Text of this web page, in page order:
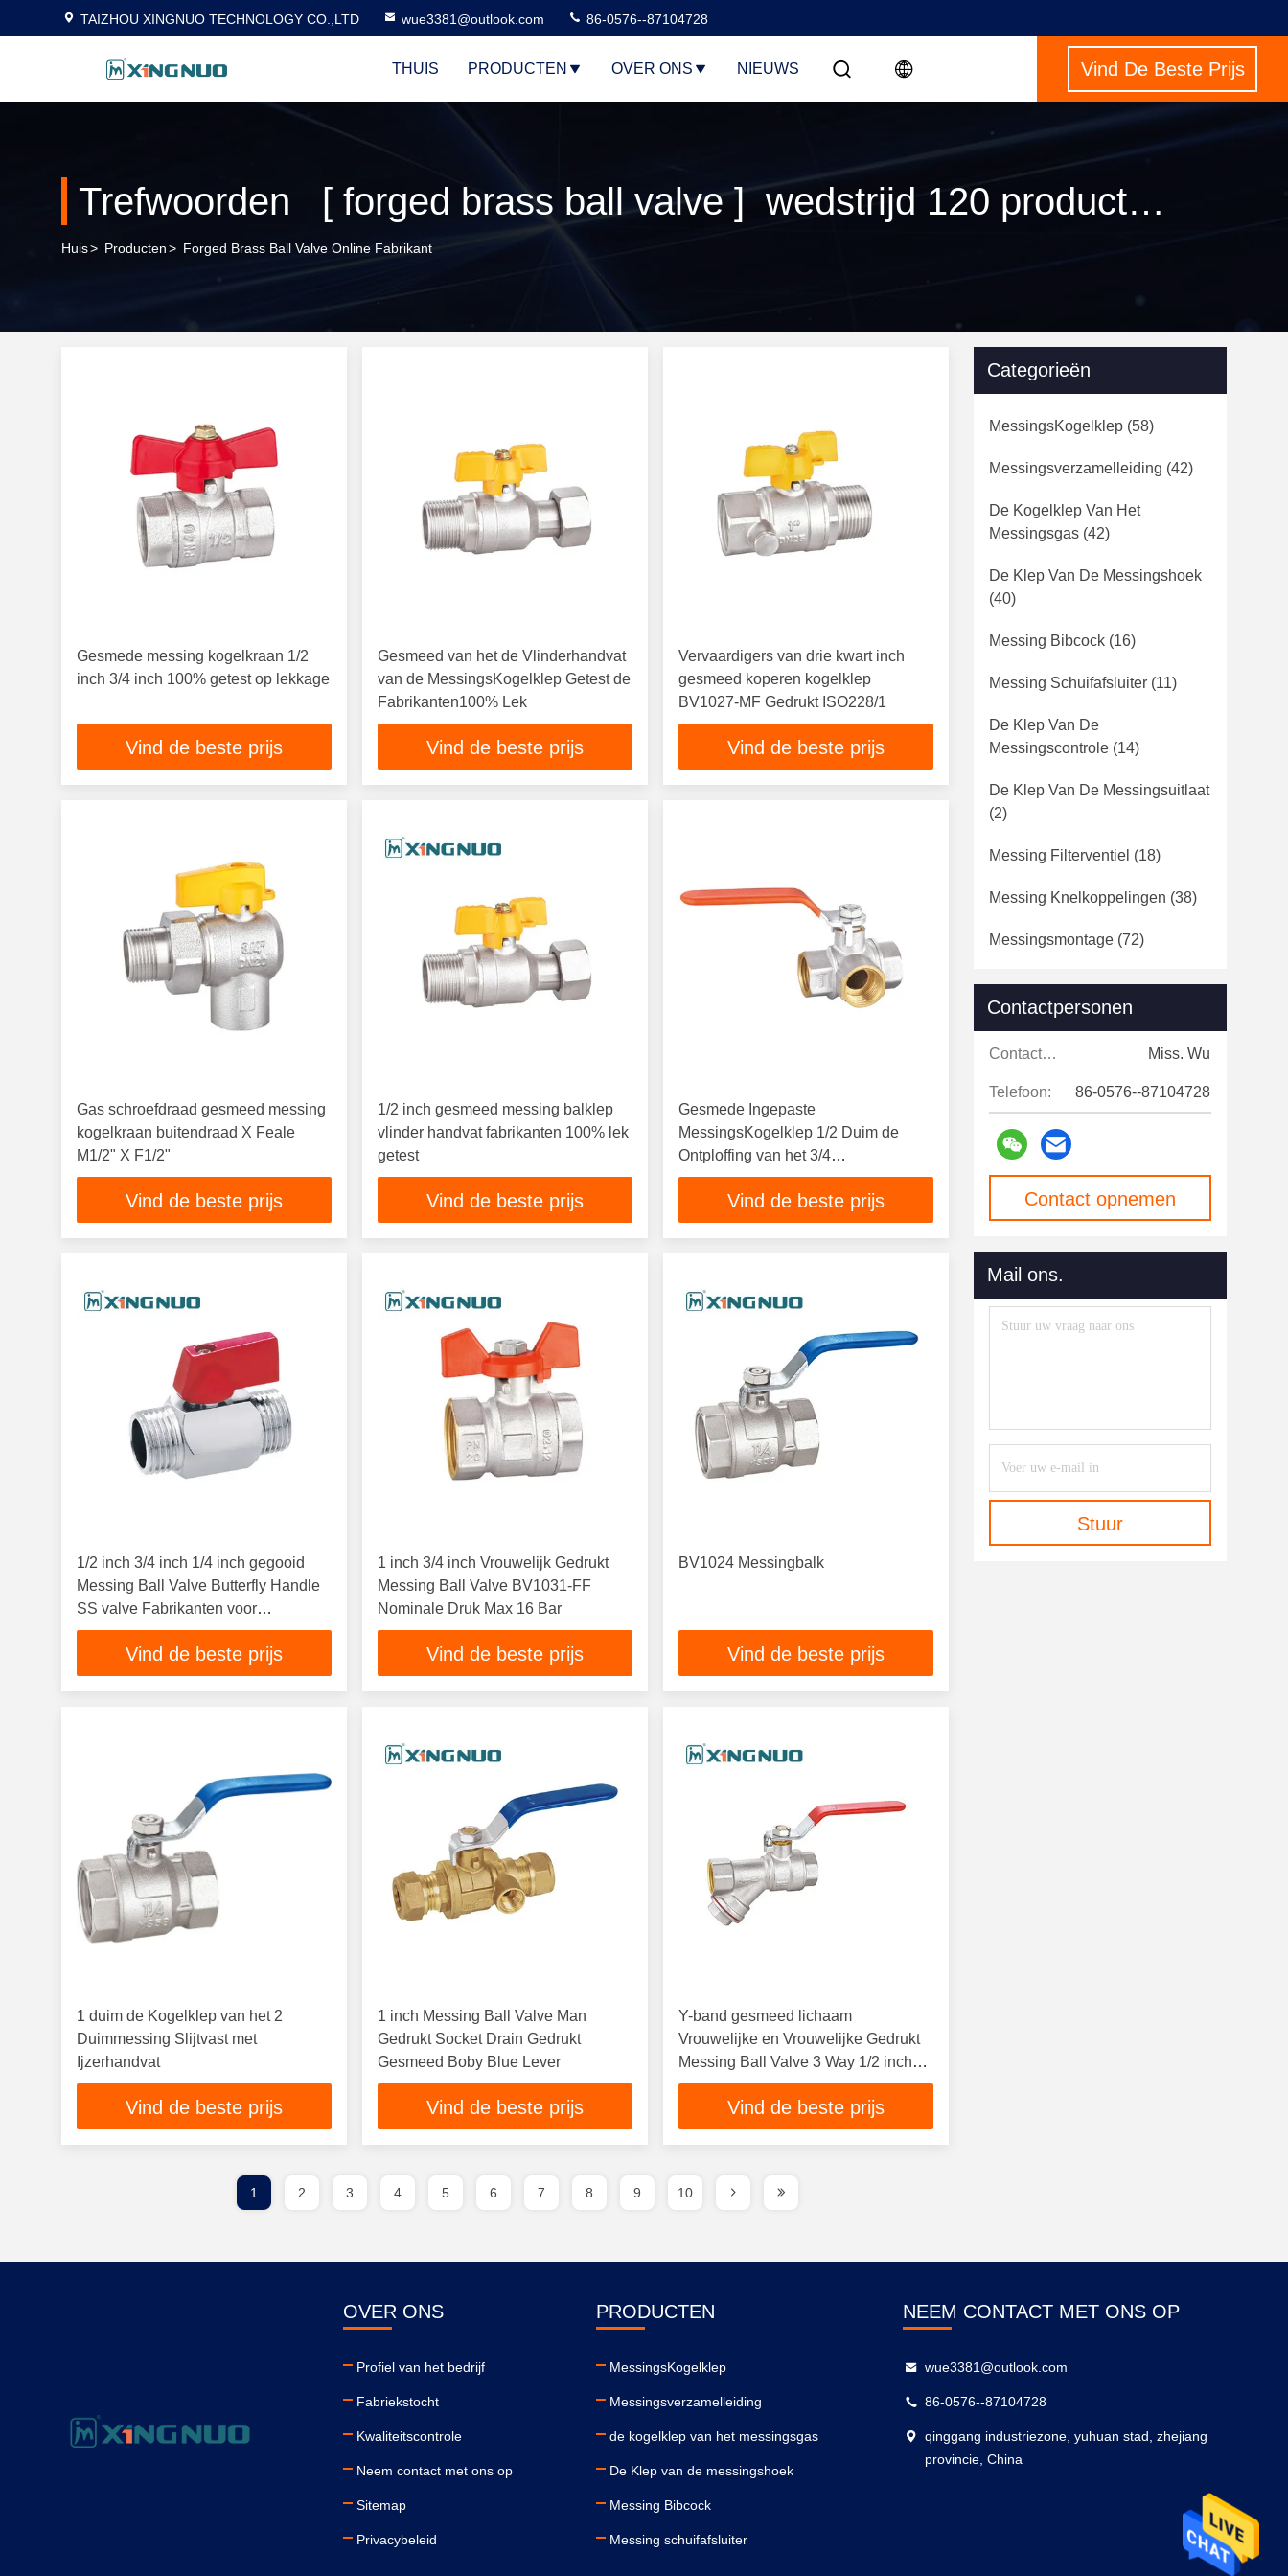
TAIZHOU XINGNUO TECHNOLOGY CO.,LTD wue3381@outlook.com 86-0576--87104728
THUIS PRODUCTEN OVER ONS NIEUWS Vind De Beste Prijs
Trefwoorden [ forged brass ball valve ] wedstrijd 120 producten
Huis> Producten> Forged Brass Ball Valve Online Fabrikant
Gesmede messing kogelkraan 1/2
inch 3/4 inch 100% getest op lekkage
Vind de beste prijs
Gesmeed van het de Vlinderhandvat
van de MessingsKogelklep Getest de
Fabrikanten100% Lek
Vind de beste prijs
Vervaardigers van drie kwart inch
gesmeed koperen kogelklep
BV1027-MF Gedrukt ISO228/1
Vind de beste prijs
Gas schroefdraad gesmeed messing
kogelkraan buitendraad X Feale
M1/2" X F1/2"
Vind de beste prijs
1/2 inch gesmeed messing balklep
vlinder handvat fabrikanten 100% lek
getest
Vind de beste prijs
Gesmede Ingepaste
MessingsKogelklep 1/2 Duim de
Ontploffing van het 3/4
Duimzand/Vernikkeld
Vind de beste prijs
1/2 inch 3/4 inch 1/4 inch gegooid
Messing Ball Valve Butterfly Handle
SS valve Fabrikanten voor
watergaspijp fitting
Vind de beste prijs
1 inch 3/4 inch Vrouwelijk Gedrukt
Messing Ball Valve BV1031-FF
Nominale Druk Max 16 Bar
Vind de beste prijs
BV1024 Messingbalk
Vind de beste prijs
1 duim de Kogelklep van het 2
Duimmessing Slijtvast met
Ijzerhandvat
Vind de beste prijs
1 inch Messing Ball Valve Man
Gedrukt Socket Drain Gedrukt
Gesmeed Boby Blue Lever
Vind de beste prijs
Y-band gesmeed lichaam
Vrouwelijke en Vrouwelijke Gedrukt
Messing Ball Valve 3 Way 1/2 inch
3/4 inch
Vind de beste prijs
Categorieën
MessingsKogelklep (58)
Messingsverzamelleiding (42)
De Kogelklep Van Het
Messingsgas (42)
De Klep Van De Messingshoek
(40)
Messing Bibcock (16)
Messing Schuifafsluiter (11)
De Klep Van De
Messingscontrole (14)
De Klep Van De Messingsuitlaat
(2)
Messing Filterventiel (18)
Messing Knelkoppelingen (38)
Messingsmontage (72)
Roestvrij StaalKogelkleppen
(10)
Verzamelplaten Van Roestvrij
Roestvrij Staalmontage(10)
Checkvalsen Van Roestvrij
Staal(3)
De Kleppen Van De Roestvrij
Contactpersonen
Contactpersonen: Miss. Wu
Telefoon: 86-0576--87104728
Contact opnemen
Mail ons.
Stuur
1 2 3 4 5 6 7 8 9 10
OVER ONS
Profiel van het bedrijf
Fabriekstocht
Kwaliteitscontrole
Neem contact met ons op
Sitemap
Privacybeleid
PRODUCTEN
MessingsKogelklep
Messingsverzamelleiding
de kogelklep van het messingsgas
De Klep van de messingshoek
Messing Bibcock
Messing schuifafsluiter
NEEM CONTACT MET ONS OP
wue3381@outlook.com
86-0576--87104728
qinggang industriezone, yuhuan stad, zhejiang
provincie, China